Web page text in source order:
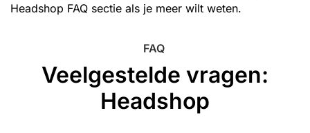
Headshop FAQ sectie als je meer wilt weten.
FAQ
Veelgestelde vragen:
Headshop